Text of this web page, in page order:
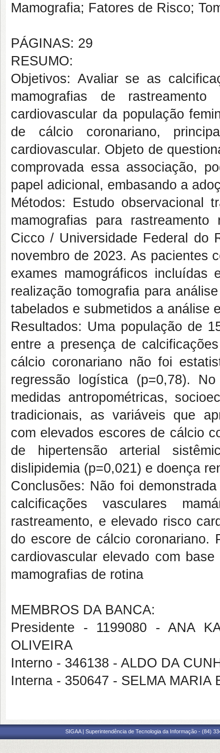
Mamografia; Fatores de Risco;
PÁGINAS: 29
RESUMO:
Objetivos: Avaliar se as
mamografias de
cardiovascular da população
de cálcio coronariano,
cardiovascular. Objeto de
comprovada essa associação,
papel adicional, embasando a
Métodos: Estudo observacional
mamografias para
Cicco / Universidade Federal do
novembro de 2023. As pacientes
exames mamográficos incluídas
realização tomografia para
tabelados e submetidos a análise
Resultados: Uma população de
entre a presença de
cálcio coronariano não foi
regressão logística (p=0,78).
medidas antropométricas,
tradicionais, as variáveis que
com elevados escores de cálcio
de hipertensão arterial
dislipidemia (p=0,021) e doença
Conclusões: Não foi
calcificações vasculares
rastreamento, e elevado risco
do escore de cálcio coronariano.
cardiovascular elevado com
mamografias de rotina
MEMBROS DA BANCA:
Presidente - 1199080 - ANA
OLIVEIRA
Interno - 346138 - ALDO DA
Interna - 350647 - SELMA MARIA
SIGAA | Superintendência de Tecnologia da Informação - (84)